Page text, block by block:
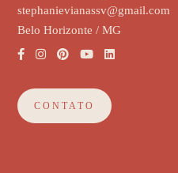
stephanievianassv@gmail.com
Belo Horizonte / MG
CONTATO